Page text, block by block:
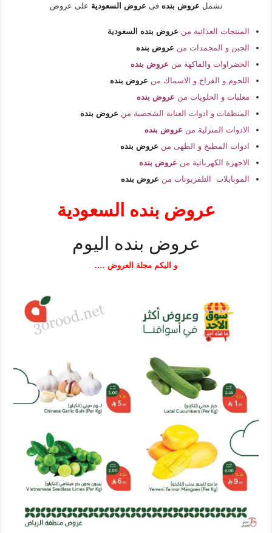
تشمل عروض بنده فى عروض السعوديةعلى عروض
المنتجات الغذائية من عروض بنده السعودية
الجبن و المجمدات من عروض بنده
الخضراوات والفاكهة من عروض بنده
اللحوم و الفراخ و الاسماك من عروض بنده
معلبات و الحلويات من عروض بنده
المنظفات و ادوات العناية الشخصية من عروض بنده
الادوات المنزلية من عروض بنده
ادوات المطبخ و الطهى من عروض بنده
الاجهزة الكهربائية من عروض بنده
الموبايلات التلفزيونات من عروض بنده
عروض بنده السعودية
عروض بنده اليوم
و اليكم مجلة العروض ….